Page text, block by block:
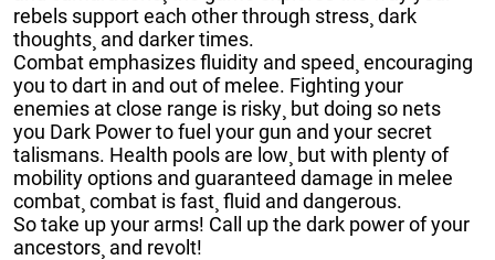
rebels support each other through stress¸ dark
thoughts¸ and darker times.
Combat emphasizes fluidity and speed¸ encouraging
you to dart in and out of melee. Fighting your
enemies at close range is risky¸ but doing so nets
you Dark Power to fuel your gun and your secret
talismans. Health pools are low¸ but with plenty of
mobility options and guaranteed damage in melee
combat¸ combat is fast¸ fluid and dangerous.
So take up your arms! Call up the dark power of your
ancestors¸ and revolt!